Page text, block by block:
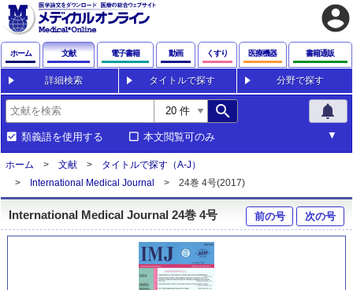
account_circle
ホーム 文献 電子書籍 動画 くすり 医療機器 書籍通販
詳細検索 タイトルで探す 分野で探す
search notifications
類義語を使用する 本文閲覧可のみ
ホーム 文献
タイトルで探す（A-J）
International Medical Journal
24巻 4号(2017)
International Medical Journal 24巻 4号 前の号 次の号